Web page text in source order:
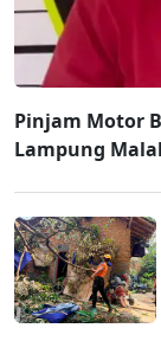
Pinjam Motor
Lampung